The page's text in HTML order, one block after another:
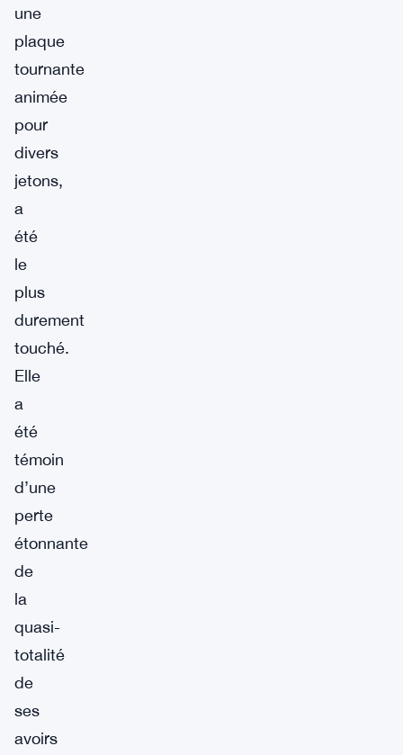
une
plaque
tournante
animée
pour
divers
jetons,
a
été
le
plus
durement
touché.
Elle
a
été
témoin
d’une
perte
étonnante
de
la
quasi-
totalité
de
ses
avoirs